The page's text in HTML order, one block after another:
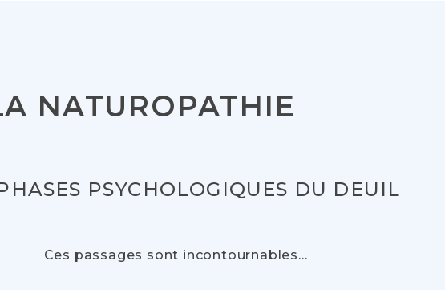
NATUROPATHIE
PSYCHOLOGIQUES DU DEUIL
Ces passages sont incontournables...